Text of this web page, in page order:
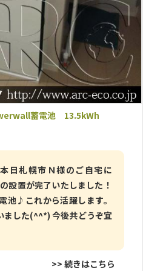
蓄電池 13.5kWh
日札幌市Ｎ様のご自宅に
置が完了いたしました！
池♪これから活躍します。
ました(^^*) 今後共どうぞ宜
>> 続きはこちら